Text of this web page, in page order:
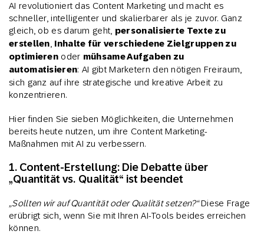
AI revolutioniert das Content Marketing und macht es
schneller, intelligenter und skalierbarer als je zuvor. Ganz
gleich, ob es darum geht, personalisierte Texte zu
erstellen Inhalte für verschiedene Zielgruppen zu
optimieren oder mühsame Aufgaben zu
automatisieren: AI gibt Marketern den nötigen Freiraum,
sich ganz auf ihre strategische und kreative Arbeit zu
konzentrieren.
Hier finden Sie sieben Möglichkeiten, die Unternehmen
bereits heute nutzen, um ihre Content Marketing-
Maßnahmen mit AI zu verbessern.
1. Content-Erstellung: Die Debatte über
„Quantität vs. Qualität“ ist beendet
„Sollten wir auf Quantität oder Qualität setzen?“Diese Frage
erübrigt sich, wenn Sie mit Ihren AI-Tools beides erreichen
können.